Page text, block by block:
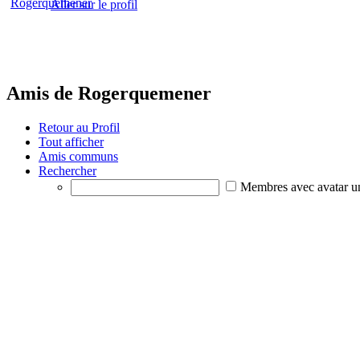
Aller sur le profil
Amis de Rogerquemener
Retour au Profil
Tout afficher
Amis communs
Rechercher
Membres avec avatar